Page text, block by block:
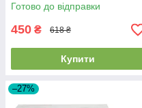
Готово до відправки
450 ₴ 618 ₴
Купити
–27%